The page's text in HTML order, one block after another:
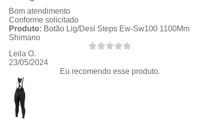
Bom atendimento
Conforme solicitado
Produto: Botão Lig/Desl Steps Ew-Sw100 1100Mm
Shimano
Leila O.
23/05/2024
Eu recomendo esse produto.